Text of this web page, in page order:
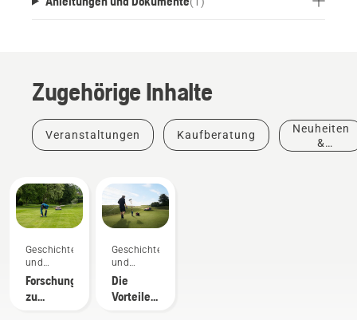
Zugehörige Inhalte
Veranstaltungen Kaufberatung
Neuheiten
&
Geschichten
und
Inspiration
Forschung
zu
Geschichten
und
Inspiration
Die
Vorteile